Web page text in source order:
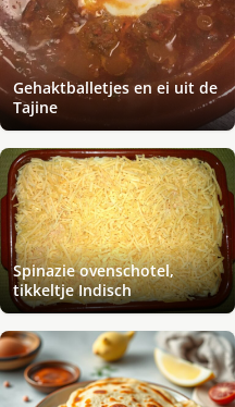
Gehaktballetjes en ei uit de
Tajine
Spinazie ovenschotel,
tikkeltje Indisch